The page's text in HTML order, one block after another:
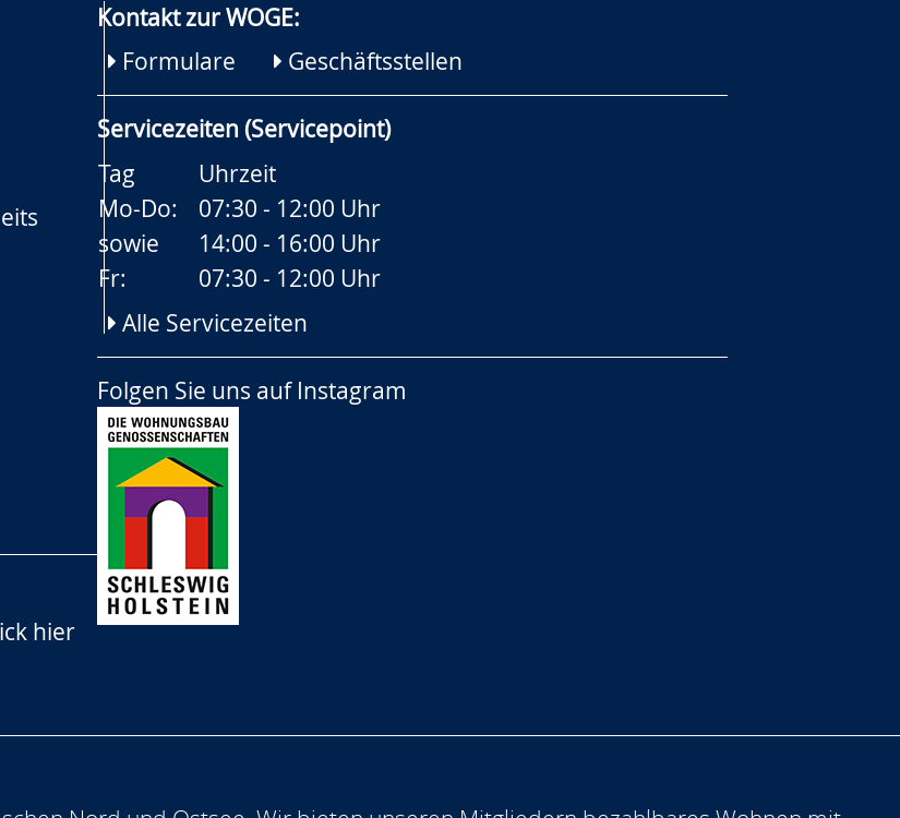
Kontakt zur WOGE:
Formulare
Geschäftsstellen
Servicezeiten (Servicepoint)
Tag
Uhrzeit
Mo-Do:
07:30 - 12:00 Uhr
sowie
14:00 - 16:00 Uhr
Fr:
07:30 - 12:00 Uhr
Alle Servicezeiten
Folgen Sie uns auf Instagram
hier